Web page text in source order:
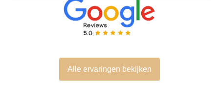
Alle ervaringen bekijken